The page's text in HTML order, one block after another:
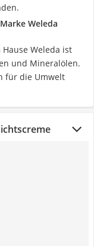
Weleda
Weleda ist
und Mineralölen.
für die Umwelt